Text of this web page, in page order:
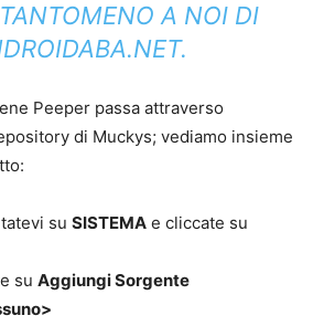
A NOI DI
Peeper passa attraverso
di Muckys; vediamo insieme
su SISTEMA e cliccate su
su Aggiungi Sorgente